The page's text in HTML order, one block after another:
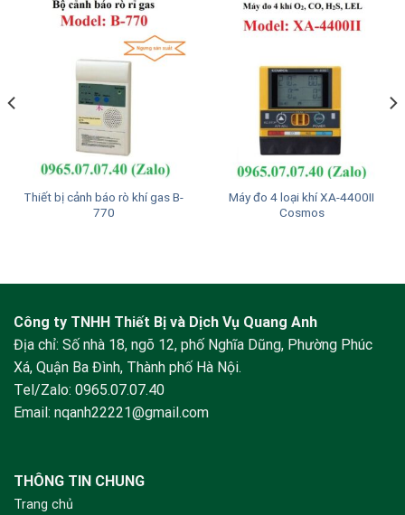
Thiết bị cảnh báo rò khí gas B-
770
Máy đo 4 loại khí XA-4400II
Cosmos
Công ty TNHH Thiết Bị và Dịch Vụ Quang Anh
Địa chỉ: Số nhà 18, ngõ 12, phố Nghĩa Dũng, Phường Phúc
Xá, Quận Ba Đình, Thành phố Hà Nội.
Tel/Zalo: 0965.07.07.40
Email: nqanh22221@gmail.com
THÔNG TIN CHUNG
Trang chủ